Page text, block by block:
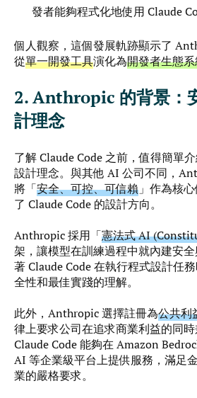
發者能夠程式化地使用 Claude
個人觀察，這個發展軌跡顯示了
從單一開發工具演化為開發者生態
2. Anthropic 的背景：
計理念
了解 Claude Code 之前，值得簡單
設計理念。與其他 AI 公司不同，
將「安全、可控、可信賴 」作為核
了 Claude Code 的設計方向。
Anthropic 採用「憲法式 AI
架，讓模型在訓練過程中就內建安
著 Claude Code 在執行程式設計任
全性和最佳實踐的理解。
此外，Anthropic 選擇註冊為公共利
律上要求公司在追求商業利益的同
Claude Code 能夠在 Amazon
AI 等企業級平台上提供服務，滿足
業的嚴格要求。